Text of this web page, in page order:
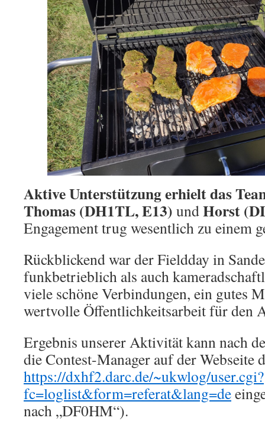
Aktive Unterstützung erhielt das
Thomas (DH1TL, E13) undHorst
Engagement trug wesentlich zu einem
Rückblickend war der Fieldday in
funkbetrieblich als auch
viele schöne Verbindungen, ein gutes
wertvolle Öffentlichkeitsarbeit für den
Ergebnis unserer Aktivität kann nach
die Contest-Manager auf der Webseite
https://dxhf2.darc.de/~ukwlog/user.cgi?
fc=loglist&form=referat&lang=de
nach „DF0HM“).